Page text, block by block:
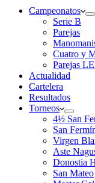
Campeonatos
Serie B
Parejas
Cuatro y
Parejas
Actualidad
Cartelera
Resultados
Torneos
4½ San
San
Virgen
Aste
Donostia
San Mateo